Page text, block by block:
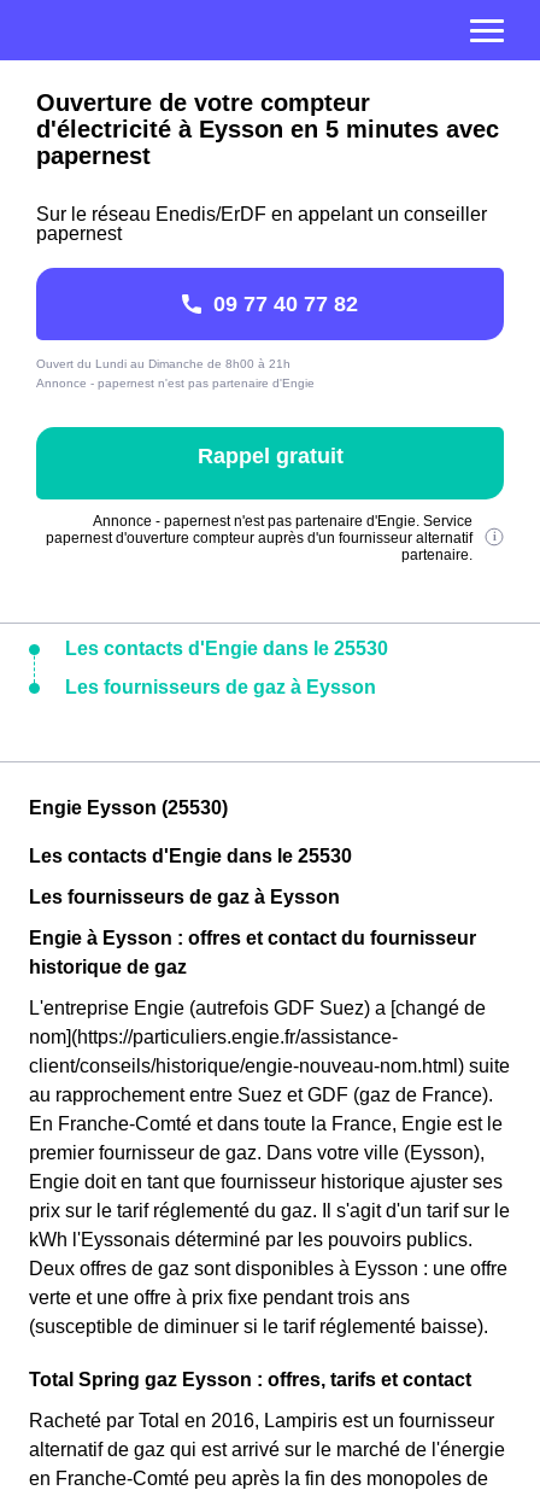
Ouverture de votre compteur
d'électricité à Eysson en 5 minutes avec
papernest
Sur le réseau Enedis/ErDF en appelant un conseiller
papernest
09 77 40 77 82
Ouvert du Lundi au Dimanche de 8h00 à 21h
Annonce - papernest n'est pas partenaire d'Engie
Rappel gratuit
Annonce - papernest n'est pas partenaire d'Engie. Service
papernest d'ouverture compteur auprès d'un fournisseur alternatif
partenaire.
Les contacts d'Engie dans le 25530
Les fournisseurs de gaz à Eysson
Engie Eysson (25530)
Les contacts d'Engie dans le 25530
Les fournisseurs de gaz à Eysson
Engie à Eysson : offres et contact du fournisseur
historique de gaz
L'entreprise Engie (autrefois GDF Suez) a [changé de
nom](https://particuliers.engie.fr/assistance-
client/conseils/historique/engie-nouveau-nom.html) suite
au rapprochement entre Suez et GDF (gaz de France).
En Franche-Comté et dans toute la France, Engie est le
premier fournisseur de gaz. Dans votre ville (Eysson),
Engie doit en tant que fournisseur historique ajuster ses
prix sur le tarif réglementé du gaz. Il s'agit d'un tarif sur le
kWh l'Eyssonais déterminé par les pouvoirs publics.
Deux offres de gaz sont disponibles à Eysson : une offre
verte et une offre à prix fixe pendant trois ans
(susceptible de diminuer si le tarif réglementé baisse).
Total Spring gaz Eysson : offres, tarifs et contact
Racheté par Total en 2016, Lampiris est un fournisseur
alternatif de gaz qui est arrivé sur le marché de l'énergie
en Franche-Comté peu après la fin des monopoles de